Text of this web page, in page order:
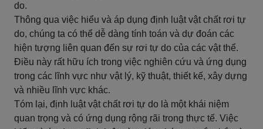
do.
Thông qua việc hiểu và áp dụng định luật vật chất rơi tự
do, chúng ta có thể dễ dàng tính toán và dự đoán các
hiện tượng liên quan đến sự rơi tự do của các vật thể.
Điều này rất hữu ích trong việc nghiên cứu và ứng dụng
trong các lĩnh vực như vật lý, kỹ thuật, thiết kế, xây dựng
và nhiều lĩnh vực khác.
Tóm lại, định luật vật chất rơi tự do là một khái niệm
quan trọng và có ứng dụng rộng rãi trong thực tế. Việc